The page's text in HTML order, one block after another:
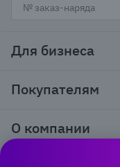
Для бизнеса
Тендеры и гос
Покупателям
Пункты выдачи
О компании